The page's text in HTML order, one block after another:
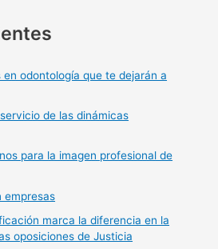
odontología que te dejarán a
de las dinámicas
para la imagen profesional de
empresas
marca la diferencia en la
oposiciones de Justicia